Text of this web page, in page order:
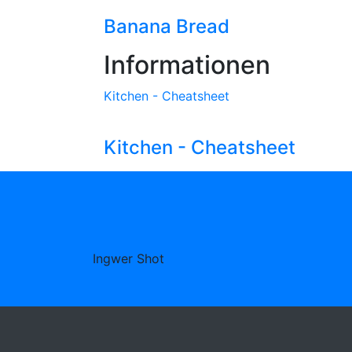
Banana Bread
Informationen
Kitchen - Cheatsheet
Kitchen - Cheatsheet
Ingwer Shot